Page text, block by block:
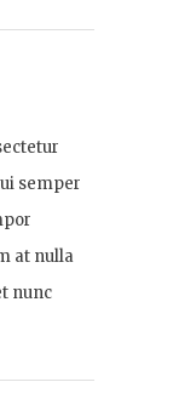
semper
at nulla
nunc